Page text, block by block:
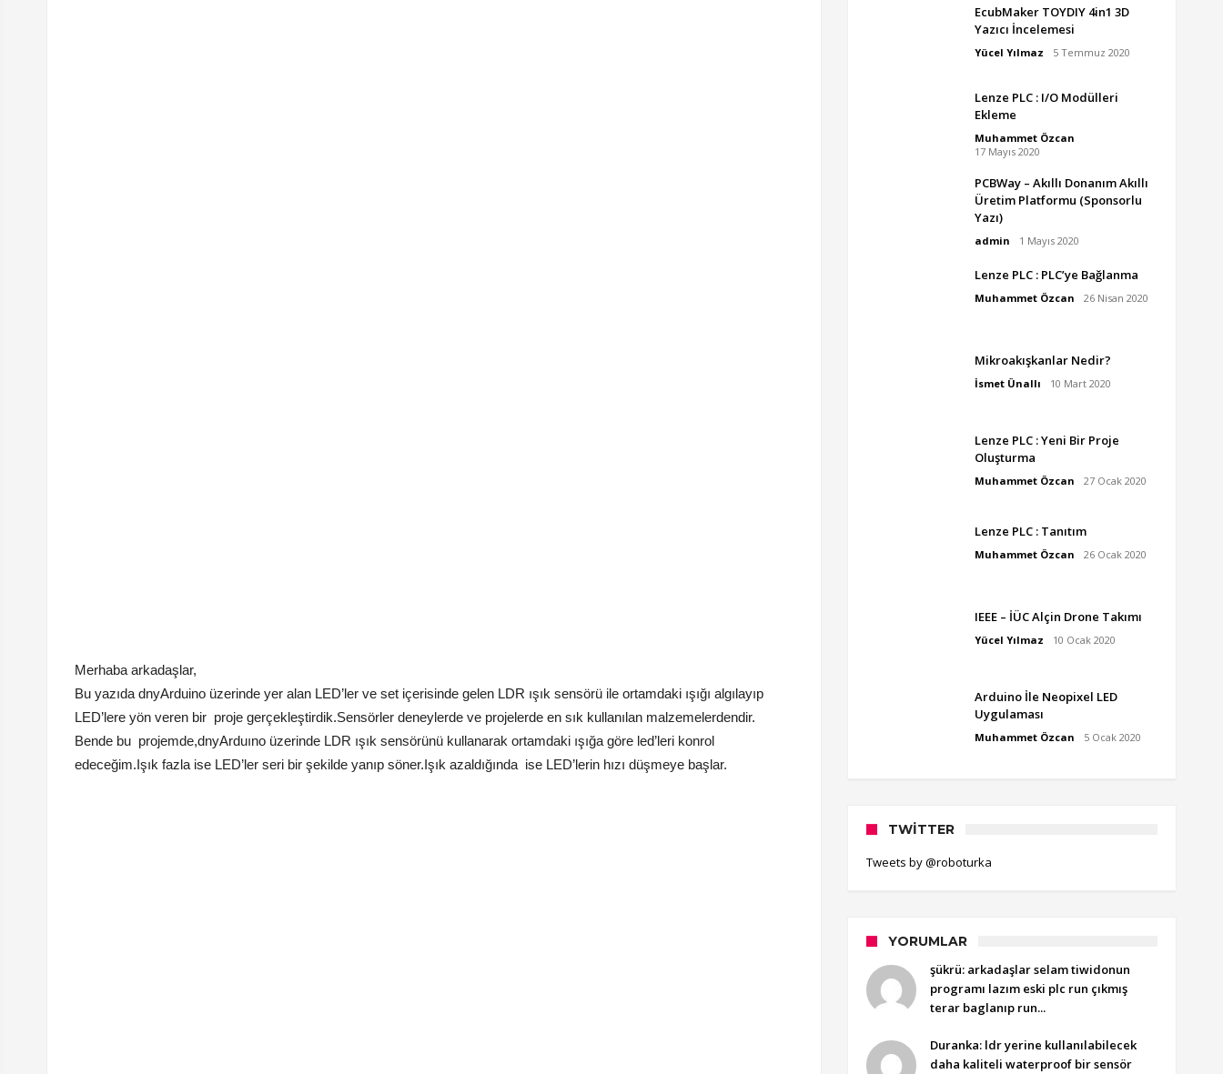
Merhaba arkadaşlar,
Bu yazıda dnyArduino üzerinde yer alan LED’ler ve set içerisinde gelen LDR ışık sensörü ile ortamdaki ışığı algılayıp
LED’lere yön veren bir proje gerçekleştirdik.Sensörler deneylerde ve projelerde en sık kullanılan malzemelerdendir.
Bende bu projemde,dnyArduıno üzerinde LDR ışık sensörünü kullanarak ortamdaki ışığa göre led’leri konrol
edeceğim.Işık fazla ise LED’ler seri bir şekilde yanıp söner.Işık azaldığında ise LED’lerin hızı düşmeye başlar.
EcubMaker TOYDIY 4in1 3D
Yazıcı İncelemesi
Yücel Yılmaz 5 Temmuz 2020
Lenze PLC : I/O Modülleri
Ekleme
Muhammet Özcan
17 Mayıs 2020
PCBWay – Akıllı Donanım Akıllı
Üretim Platformu (Sponsorlu
Yazı)
admin 1 Mayıs 2020
Lenze PLC : PLC’ye Bağlanma
Muhammet Özcan 26 Nisan 2020
Mikroakışkanlar Nedir?
İsmet Ünallı 10 Mart 2020
Lenze PLC : Yeni Bir Proje
Oluşturma
Muhammet Özcan 27 Ocak 2020
Lenze PLC : Tanıtım
Muhammet Özcan 26 Ocak 2020
IEEE – İÜC Alçin Drone Takımı
Yücel Yılmaz 10 Ocak 2020
Arduino İle Neopixel LED
Uygulaması
Muhammet Özcan 5 Ocak 2020
TWITTER
Tweets by @roboturka
YORUMLAR
şükrü: arkadaşlar selam tiwidonun
programı lazım eski plc run çıkmış
terar baglanıp run...
Duranka: ldr yerine kullanılabilecek
daha kaliteli waterproof bir sensör